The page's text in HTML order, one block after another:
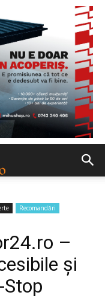
Recomandări
–
și